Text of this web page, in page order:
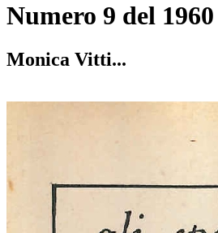
Numero 9 del 1960
Monica Vitti...